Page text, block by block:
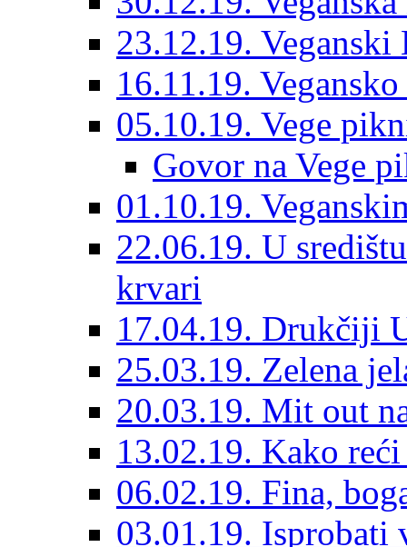
23.12.19. Veganski
16.11.19.
05.10.19. Vege
Govor na Vege
01.10.19.
22.06.19. U
krvari
17.04.19. Drukčiji
25.03.19. Zelena
20.03.19. Mit out
13.02.19. Kako
06.02.19. Fina,
03.01.19. Isprobati